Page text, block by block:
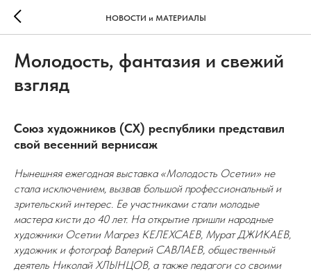
НОВОСТИ и МАТЕРИАЛЫ
Молодость, фантазия и свежий
взгляд
Союз художников (СХ) республики представил
свой весенний вернисаж
Нынешняя ежегодная выставка «Молодость Осетии» не
стала исключением, вызвав большой профессиональный и
зрительский интерес. Ее участниками стали молодые
мастера кисти до 40 лет. На открытие пришли народные
художники Осетии Магрез КЕЛЕХСАЕВ, Мурат ДЖИКАЕВ,
художник и фотограф Валерий САВЛАЕВ, общественный
деятель Николай ХЛЫНЦОВ, а также педагоги со своими